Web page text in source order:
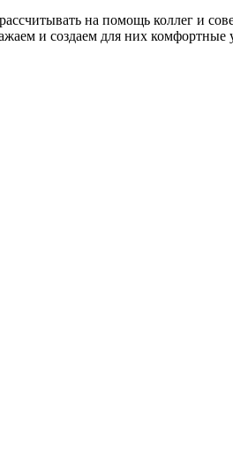
на помощь коллег и
и создаем для них